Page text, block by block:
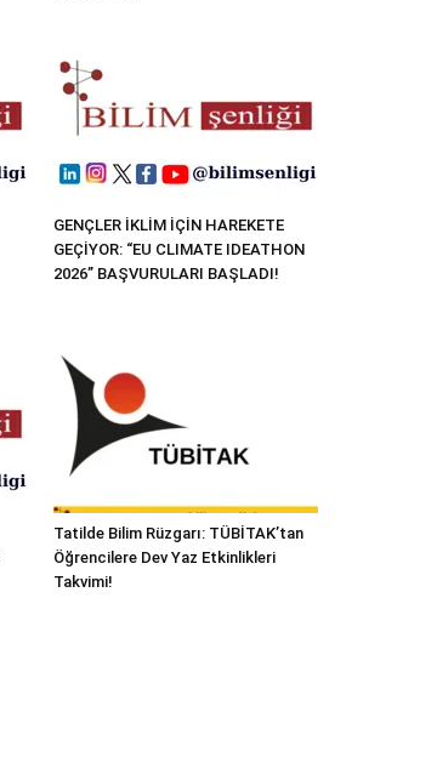
GENÇLER İKLİM İÇİN HAREKETE
GEÇİYOR: “EU CLIMATE IDEATHON
2026” BAŞVURULARI BAŞLADI!
Tatilde Bilim Rüzgarı: TÜBİTAK’tan
Öğrencilere Dev Yaz Etkinlikleri
Takvimi!